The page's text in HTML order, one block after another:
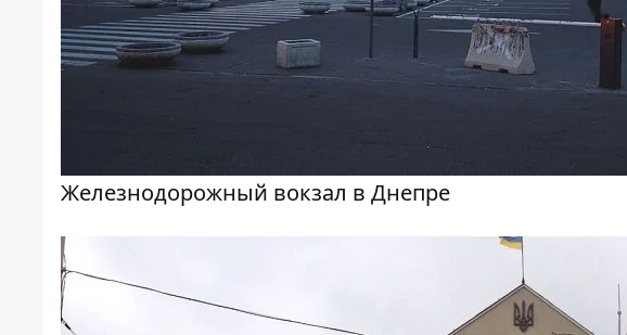
Железнодорожный вокзал в Днепре